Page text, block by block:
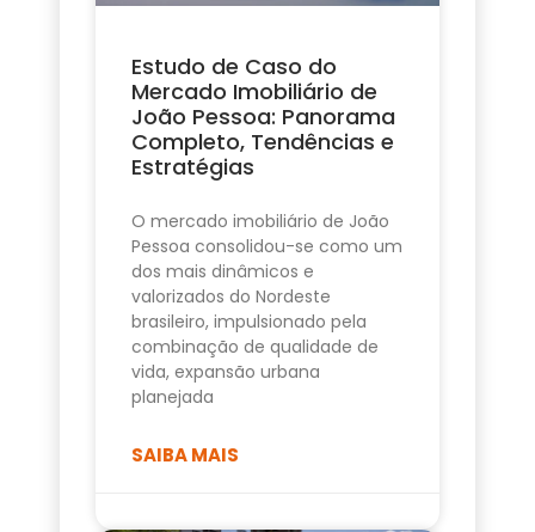
Estudo de Caso do
Mercado Imobiliário de
João Pessoa: Panorama
Completo, Tendências e
Estratégias
O mercado imobiliário de João
Pessoa consolidou-se como um
dos mais dinâmicos e
valorizados do Nordeste
brasileiro, impulsionado pela
combinação de qualidade de
vida, expansão urbana
planejada
SAIBA MAIS